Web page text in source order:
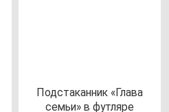
Под­ста­кан­ник «Гла­ва
семьи» в фут­ля­ре